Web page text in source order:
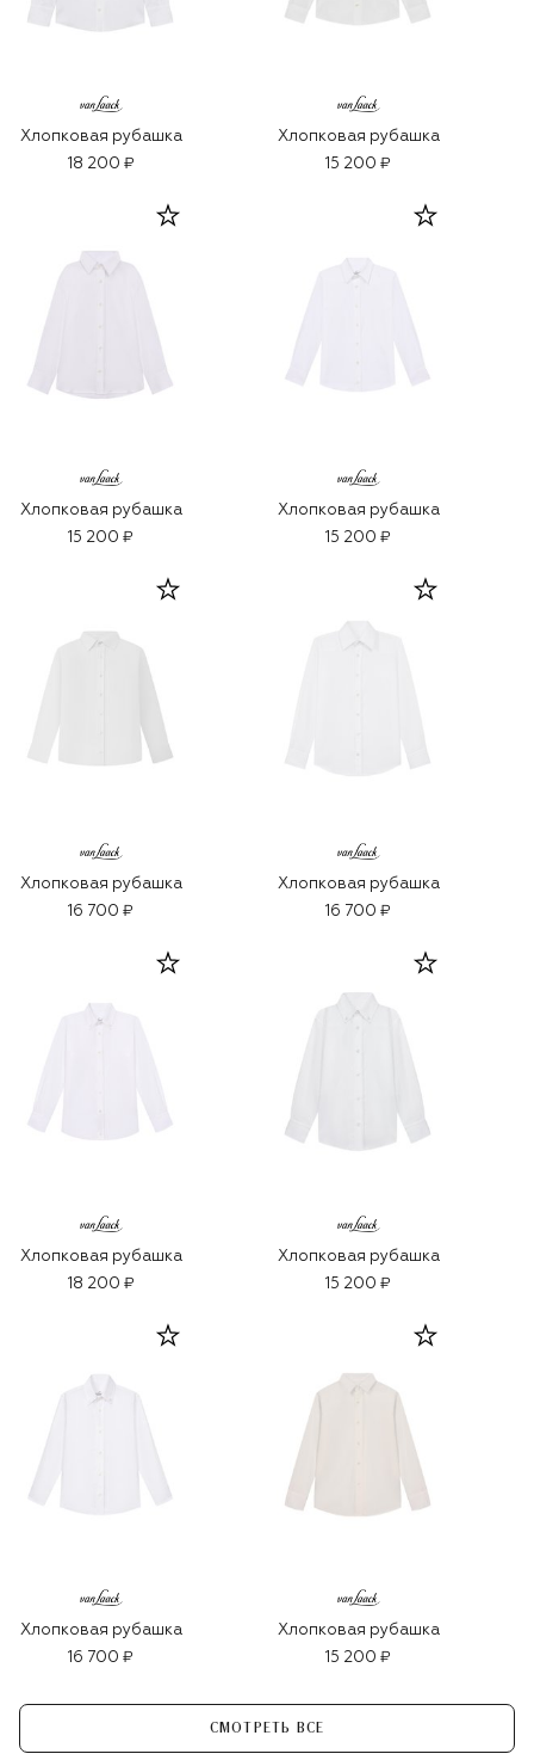
Хлопковая рубашка
18 200 ₽
Хлопковая рубашка
15 200 ₽
Хлопковая рубашка
15 200 ₽
Хлопковая рубашка
15 200 ₽
Хлопковая рубашка
16 700 ₽
Хлопковая рубашка
16 700 ₽
Хлопковая рубашка
18 200 ₽
Хлопковая рубашка
15 200 ₽
Хлопковая рубашка
16 700 ₽
Хлопковая рубашка
15 200 ₽
СМОТРЕТЬ ВСЕ